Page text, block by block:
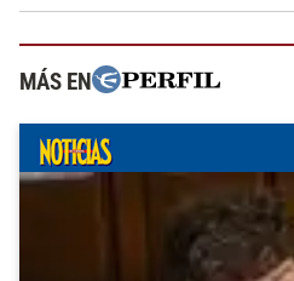
MÁS EN